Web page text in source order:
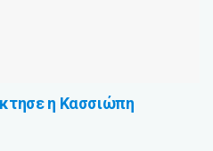
η Κασσιώπη